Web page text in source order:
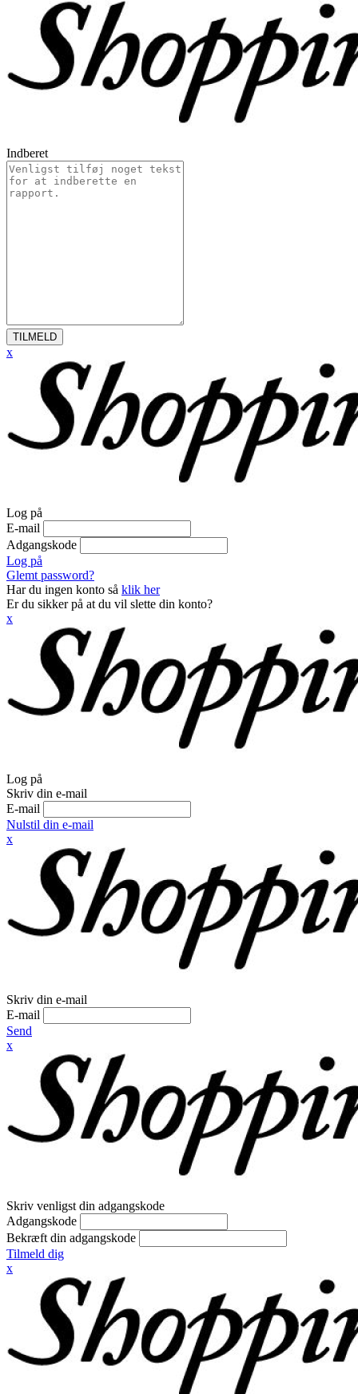
Indberet
TILMELD
x
Log på
E-mail
Adgangskode
Log på
Glemt password?
Har du ingen konto så klik her
Er du sikker på at du vil slette din konto?
x
Log på
Skriv din e-mail
E-mail
Nulstil din e-mail
x
Skriv din e-mail
E-mail
Send
x
Skriv venligst din adgangskode
Adgangskode
Bekræft din adgangskode
Tilmeld dig
x